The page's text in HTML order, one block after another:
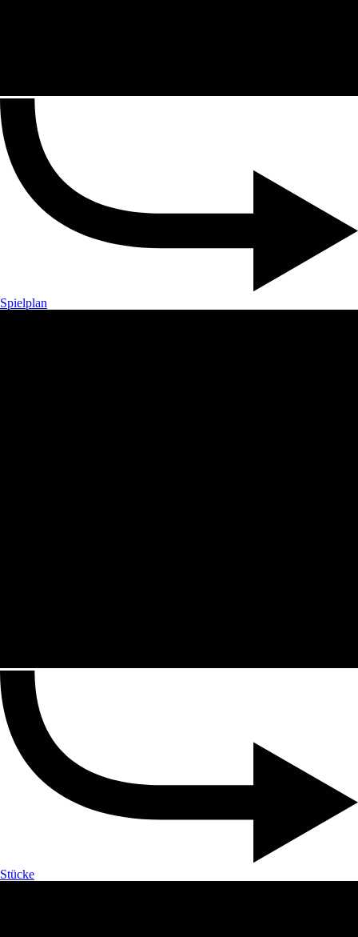
Spielplan
Stücke